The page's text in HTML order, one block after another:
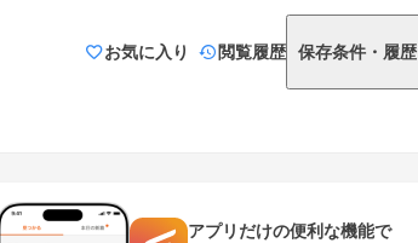
お気に入り 閲覧履歴 保存条件・履歴
アプリだけの便利な機能で